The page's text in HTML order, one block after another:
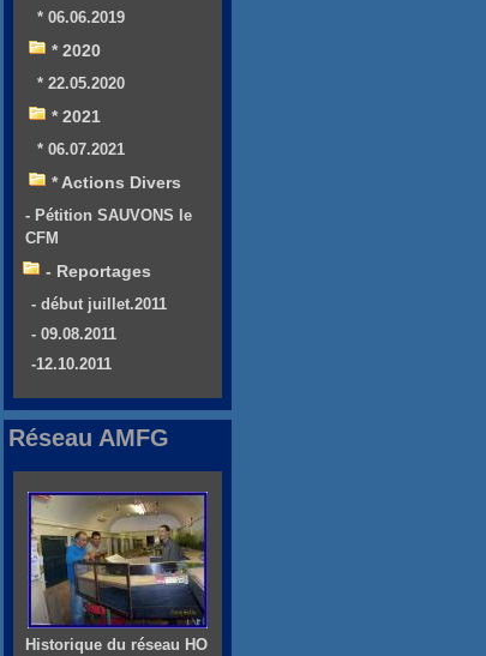
* 06.06.2019
* 2020
* 22.05.2020
* 2021
* 06.07.2021
* Actions Divers
- Pétition SAUVONS le
CFM
- Reportages
- début juillet.2011
- 09.08.2011
-12.10.2011
Réseau AMFG
Historique du réseau HO